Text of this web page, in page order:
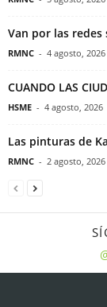
Van por las redes
RMNC - 4 agosto, 2026
CUANDO LAS
HSME - 4 agosto, 2026
Las pinturas de
RMNC - 2 agosto, 2026